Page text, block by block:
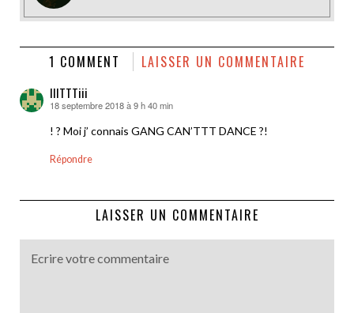
1 COMMENT LAISSER UN COMMENTAIRE
IIITTTiii
dit :
18 septembre 2018 à 9 h 40 min
! ? Moi j’ connais GANG CAN’TTT DANCE ?!
Répondre
LAISSER UN COMMENTAIRE